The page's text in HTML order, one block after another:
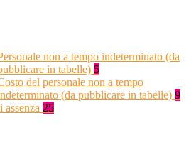
non a tempo indeterminato (da
in tabelle) 5
del personale non a tempo
(da pubblicare in tabelle) 9
assenza 25